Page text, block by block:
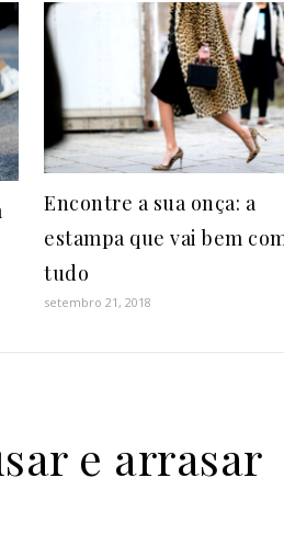
Encontre a sua onça: a
estampa que vai bem
tudo
setembro 21, 2018
e arrasar